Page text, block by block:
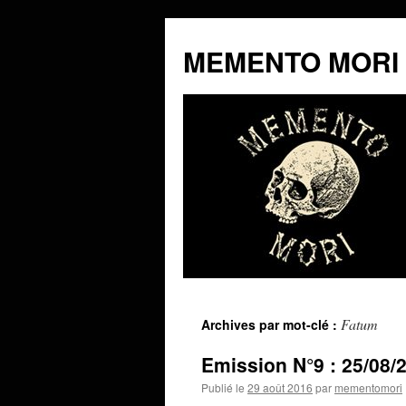
MEMENTO MORI
contenu
Archives par mot-clé : Fatum
Emission N°9 : 25/08/
Publié le 29 août 2016 par mementomori